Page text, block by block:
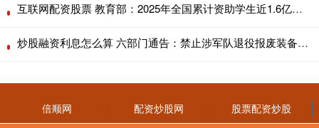
互联网配资股票 教育部：2025年全国累计资助学生近1.6亿人次
炒股融资利息怎么算 六部门通告：禁止涉军队退役报废装备销售活动
倍顺网 配资炒股网 股票配资炒股